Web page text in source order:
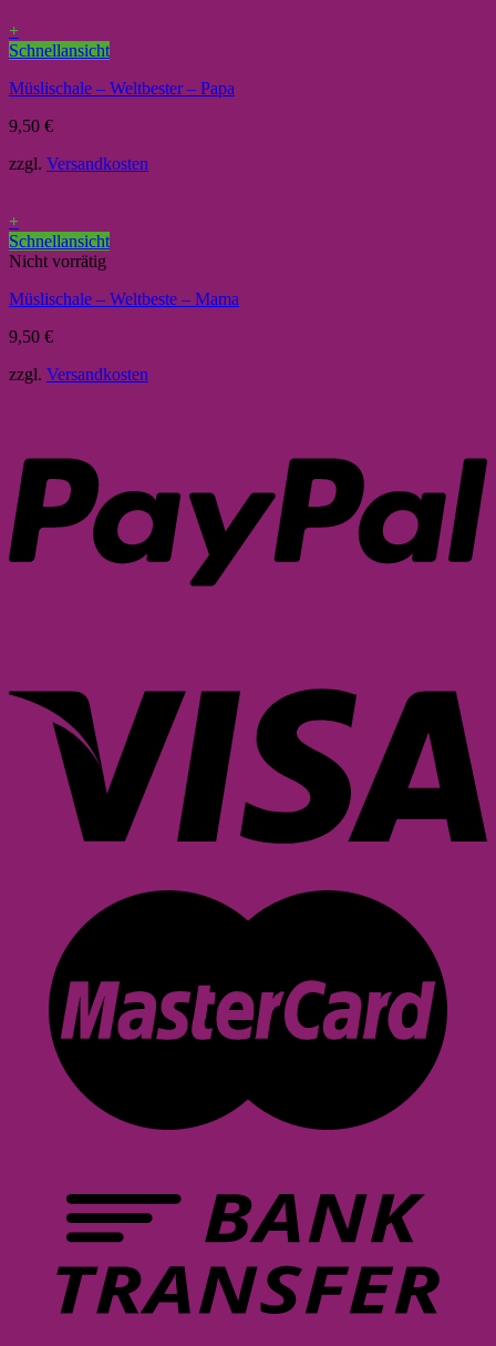
+
Schnellansicht
Müslischale – Weltbester – Papa
9,50 €
zzgl. Versandkosten
+
Schnellansicht
Nicht vorrätig
Müslischale – Weltbeste – Mama
9,50 €
zzgl. Versandkosten